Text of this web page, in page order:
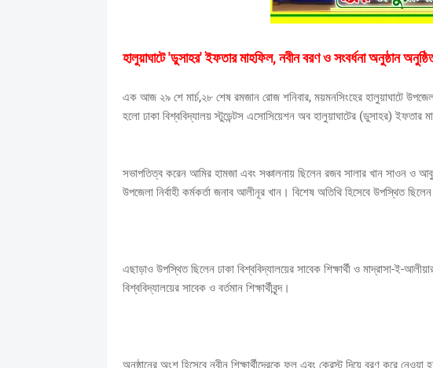
হালুয়াঘাটে 'ডুসাহর' ইফতার মাহফিল, নবীন বরণ ও সংবর্ধনা অনুষ্ঠান
এক আজ ২৯ শে মার্চ,২৮ শেষ রমজান রোজ শনিবার, ময়মনসিংহের হালুয়াঘাটে
হলো ঢাকা বিশ্ববিদ্যালয় স্টুডেন্টস এসোসিয়েশন অব হালুয়াঘাটের (ডুসাহর) ইফতার
সভাপতিত্ব করেন আমির হামজা এবং সঞ্চালনায় ছিলেন রজব সালার খান সাওন ও
উপজেলা নির্বাহী কর্মকর্তা জনাব আলীনূর খান। বিশেষ অতিথি হিসেবে উপস্থিত
এছাড়াও উপস্থিত ছিলেন ঢাকা বিশ্ববিদ্যালয়ের সাবেক শিক্ষার্থী ও মাদ্রাসা-ই-
বিশ্ববিদ্যালয়ের সাবেক ও বর্তমান শিক্ষার্থীবৃন্দ।
অনুষ্ঠানের অংশ হিসেবে নবীন শিক্ষার্থীদেরকে ফুল এবং ক্রেস্ট দিয়ে বরণ করে নেওয়া